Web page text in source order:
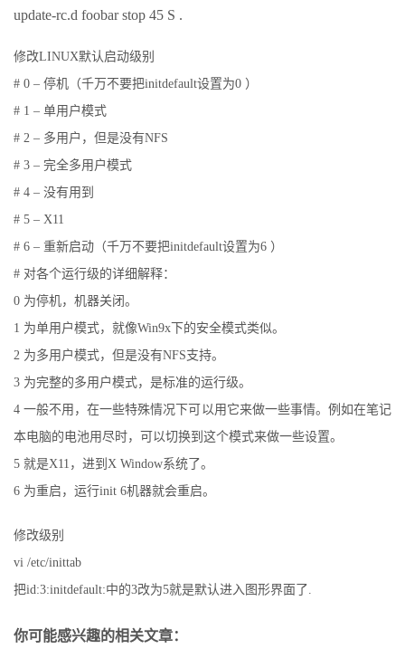
update-rc.d foobar stop 45 S .
修改LINUX默认启动级别
# 0 – 停机（千万不要把initdefault设置为0 ）
# 1 – 单用户模式
# 2 – 多用户，但是没有NFS
# 3 – 完全多用户模式
# 4 – 没有用到
# 5 – X11
# 6 – 重新启动（千万不要把initdefault设置为6 ）
# 对各个运行级的详细解释：
0 为停机，机器关闭。
1 为单用户模式，就像Win9x下的安全模式类似。
2 为多用户模式，但是没有NFS支持。
3 为完整的多用户模式，是标准的运行级。
4 一般不用，在一些特殊情况下可以用它来做一些事情。例如在笔记
本电脑的电池用尽时，可以切换到这个模式来做一些设置。
5 就是X11，进到X Window系统了。
6 为重启，运行init 6机器就会重启。
修改级别
vi /etc/inittab
把id:3:initdefault:中的3改为5就是默认进入图形界面了.
你可能感兴趣的相关文章：